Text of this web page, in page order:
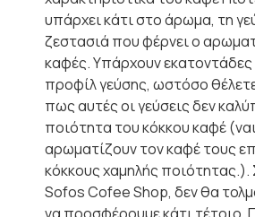
υπάρχει κάτι στο άρωμα, τη
ζεστασιά που φέρνει ο
καφές. Υπάρχουν
προφίλ γεύσης, ωστόσο
πως αυτές οι γεύσεις δεν
ποιότητα του κόκκου καφέ
αρωματίζουν τον καφέ τους
κόκκους χαμηλής
Sofos Cofee Shop, δεν θα